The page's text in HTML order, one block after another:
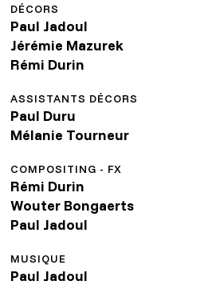
DÉCORS
Paul Jadoul
Jérémie Mazurek
Rémi Durin
ASSISTANTS DÉCORS
Paul Duru
Mélanie Tourneur
COMPOSITING - FX
Rémi Durin
Wouter Bongaerts
Paul Jadoul
MUSIQUE
Paul Jadoul